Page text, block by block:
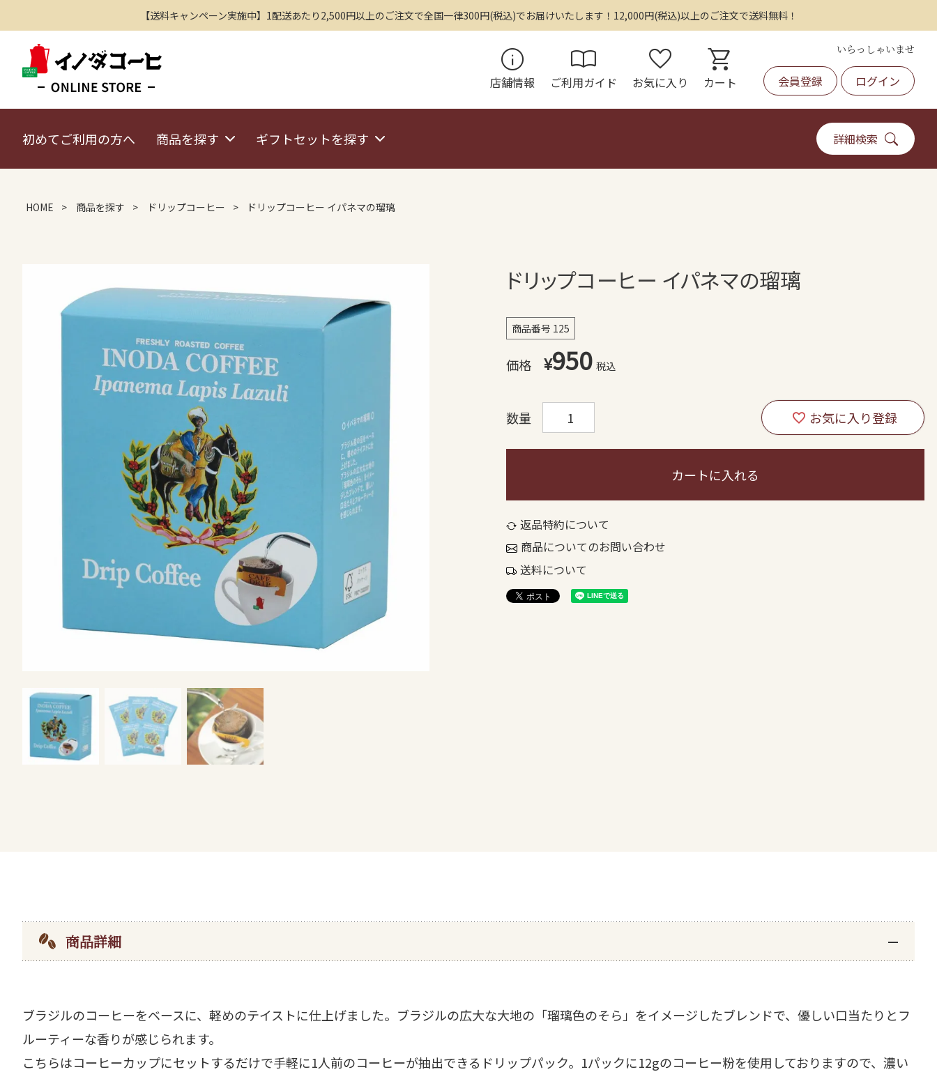
【送料キャンペーン実施中】1配送あたり2,500円以上のご注文で全国一律300円(税込)でお届けいたします！12,000円(税込)以上のご注文で送料無料！
info
店舗情報
import_contacts
ご利用ガイド
favorite
お気に入り
shopping_cart
カート
いらっしゃいませ
会員登録 ログイン
初めてご利用の方へ 商品を探す ギフトセットを探す 詳細検索
HOME 商品を探す ドリップコーヒー ドリップコーヒー イパネマの瑠璃
ドリップコーヒー イパネマの瑠璃
商品番号 125
¥950 税込
カートに入れる
返品特約について
商品についてのお問い合わせ
送料について
商品詳細
ブラジルのコーヒーをベースに、軽めのテイストに仕上げました。ブラジルの広大な大地の「瑠璃色のそら」をイメージしたブレンドで、優しい口当たりとフ
ルーティーな香りが感じられます。
こちらはコーヒーカップにセットするだけで手軽に1人前のコーヒーが抽出できるドリップパック。1パックに12gのコーヒー粉を使用しておりますので、濃い